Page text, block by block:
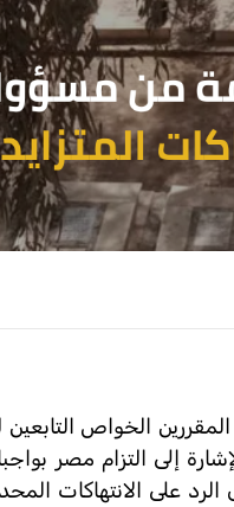
الخواص
إلى التزام مصر
على الانتهاكات